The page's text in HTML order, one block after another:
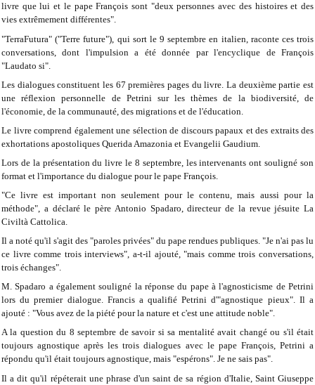
livre que lui et le pape François sont "deux personnes avec des histoires et des
vies extrêmement différentes".
"TerraFutura" ("Terre future"), qui sort le 9 septembre en italien, raconte ces trois
conversations, dont l'impulsion a été donnée par l'encyclique de François
"Laudato si".
Les dialogues constituent les 67 premières pages du livre. La deuxième partie est
une réflexion personnelle de Petrini sur les thèmes de la biodiversité, de
l'économie, de la communauté, des migrations et de l'éducation.
Le livre comprend également une sélection de discours papaux et des extraits des
exhortations apostoliques Querida Amazonia et Evangelii Gaudium.
Lors de la présentation du livre le 8 septembre, les intervenants ont souligné son
format et l'importance du dialogue pour le pape François.
"Ce livre est important non seulement pour le contenu, mais aussi pour la
méthode", a déclaré le père Antonio Spadaro, directeur de la revue jésuite La
Civiltà Cattolica.
Il a noté qu'il s'agit des "paroles privées" du pape rendues publiques. "Je n'ai pas lu
ce livre comme trois interviews", a-t-il ajouté, "mais comme trois conversations,
trois échanges".
M. Spadaro a également souligné la réponse du pape à l'agnosticisme de Petrini
lors du premier dialogue. Francis a qualifié Petrini d'"agnostique pieux". Il a
ajouté : "Vous avez de la piété pour la nature et c'est une attitude noble".
A la question du 8 septembre de savoir si sa mentalité avait changé ou s'il était
toujours agnostique après les trois dialogues avec le pape François, Petrini a
répondu qu'il était toujours agnostique, mais "espérons". Je ne sais pas".
Il a dit qu'il répéterait une phrase d'un saint de sa région d'Italie, Saint Giuseppe